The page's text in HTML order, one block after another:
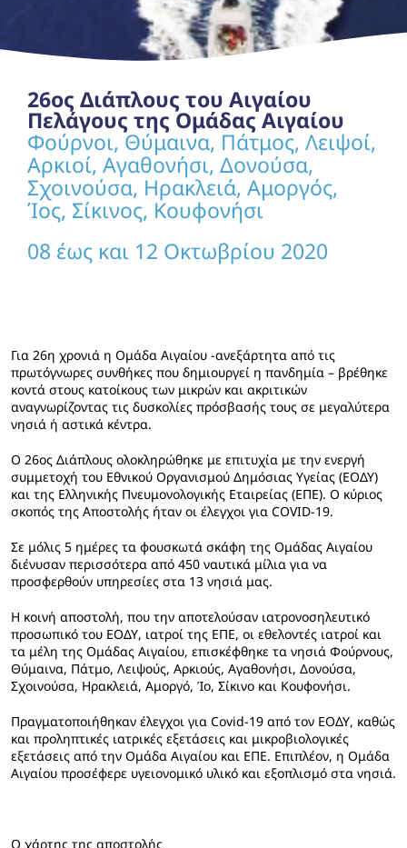
26ος Διάπλους του Αιγαίου
Πελάγους της Ομάδας Αιγαίου
Φούρνοι, Θύμαινα, Πάτμος, Λειψοί,
Αρκιοί, Αγαθονήσι, Δονούσα,
Σχοινούσα, Ηρακλειά, Αμοργός,
Ίος, Σίκινος, Κουφονήσι
08 έως και 12 Οκτωβρίου 2020
Για 26η χρονιά η Ομάδα Αιγαίου -ανεξάρτητα από τις
πρωτόγνωρες συνθήκες που δημιουργεί η πανδημία – βρέθηκε
κοντά στους κατοίκους των μικρών και ακριτικών
αναγνωρίζοντας τις δυσκολίες πρόσβασής τους σε μεγαλύτερα
νησιά ή αστικά κέντρα.
Ο 26ος Διάπλους ολοκληρώθηκε με επιτυχία με την ενεργή
συμμετοχή του Εθνικού Οργανισμού Δημόσιας Υγείας (ΕΟΔΥ)
και της Ελληνικής Πνευμονολογικής Εταιρείας (ΕΠΕ). O κύριος
σκοπός της Αποστολής ήταν οι έλεγχοι για COVID-19.
Σε μόλις 5 ημέρες τα φουσκωτά σκάφη της Ομάδας Αιγαίου
διένυσαν περισσότερα από 450 ναυτικά μίλια για να
προσφερθούν υπηρεσίες στα 13 νησιά μας.
Η κοινή αποστολή, που την αποτελούσαν ιατρονοσηλευτικό
προσωπικό του ΕΟΔΥ, ιατροί της ΕΠΕ, οι εθελοντές ιατροί και
τα μέλη της Ομάδας Αιγαίου, επισκέφθηκε τα νησιά Φούρνους,
Θύμαινα, Πάτμο, Λειψούς, Αρκιούς, Αγαθονήσι, Δονούσα,
Σχοινούσα, Ηρακλειά, Αμοργό, Ίο, Σίκινο και Κουφονήσι.
Πραγματοποιήθηκαν έλεγχοι για Covid-19 από τον ΕΟΔΥ, καθώς
και προληπτικές ιατρικές εξετάσεις και μικροβιολογικές
εξετάσεις από την Ομάδα Αιγαίου και ΕΠΕ. Επιπλέον, η Ομάδα
Αιγαίου προσέφερε υγειονομικό υλικό και εξοπλισμό στα νησιά.
Ο χάρτης της αποστολής